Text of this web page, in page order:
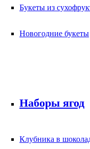
Букеты из
Новогодние букеты
Наборы ягод
Клубника в